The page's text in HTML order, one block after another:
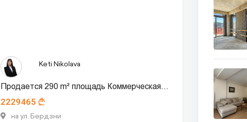
Keti Nikolava
Продается 290 m² площадь Коммерческая
площадь в Ортачале
2229465
на ул. Бердзни